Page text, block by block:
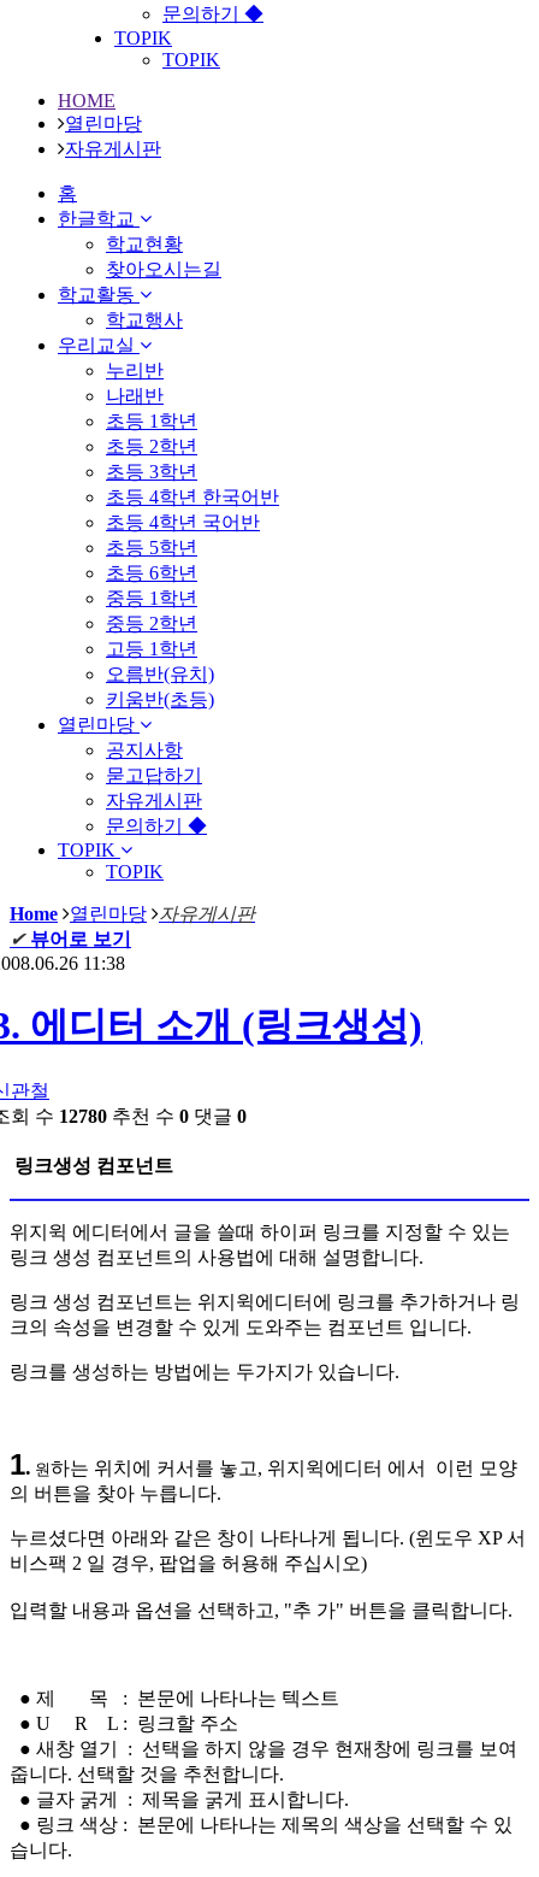
문의하기 ◆
TOPIK
TOPIK
HOME
열린마당
자유게시판
홈
한글학교
학교현황
찾아오시는길
학교활동
학교행사
우리교실
누리반
나래반
초등 1학년
초등 2학년
초등 3학년
초등 4학년 한국어반
초등 4학년 국어반
초등 5학년
초등 6학년
중등 1학년
중등 2학년
고등 1학년
오름반(유치)
키움반(초등)
열린마당
공지사항
묻고답하기
자유게시판
문의하기 ◆
TOPIK
TOPIK
Home 열린마당
자유게시판
✔ 뷰어로 보기
11:38
에디터 소개 (링크생성)
관철
회 수 12780 추천 수 0 댓글 0
링크생성 컴포넌트
위지윅 에디터에서 글을 쓸때 하이퍼 링크를 지정할 수 있는
링크 생성 컴포넌트의 사용법에 대해 설명합니다.
링크 생성 컴포넌트는 위지윅에디터에 링크를 추가하거나 링
크의 속성을 변경할 수 있게 도와주는 컴포넌트 입니다.
링크를 생성하는 방법에는 두가지가 있습니다.
1. 원하는 위치에 커서를 놓고, 위지윅에디터 에서 이런 모양
의 버튼을 찾아 누릅니다.
누르셨다면 아래와 같은 창이 나타나게 됩니다. (윈도우 XP 서
비스팩 2 일 경우, 팝업을 허용해 주십시오)
입력할 내용과 옵션을 선택하고, "추 가" 버튼을 클릭합니다.
● 제 목 : 본문에 나타나는 텍스트
● U R L : 링크할 주소
● 새창 열기 : 선택을 하지 않을 경우 현재창에 링크를 보여
줍니다. 선택할 것을 추천합니다.
● 글자 굵게 : 제목을 굵게 표시합니다.
● 링크 색상 : 본문에 나타나는 제목의 색상을 선택할 수 있
습니다.